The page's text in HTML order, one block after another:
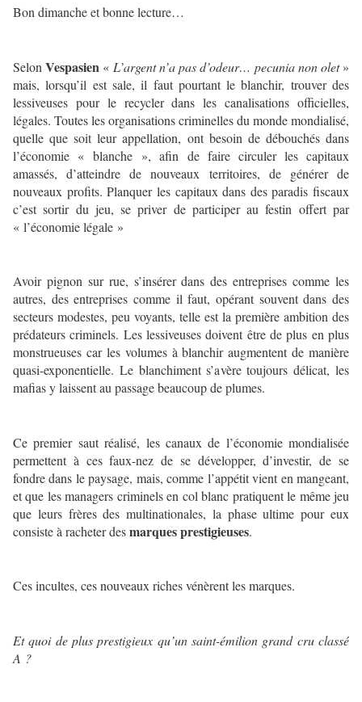
Bon dimanche et bonne lecture…
Selon Vespasien « L’argent n’a pas d’odeur… pecunia non olet»
mais, lorsqu’il est sale, il faut pourtant le blanchir, trouver des
lessiveuses pour le recycler dans les canalisations officielles,
légales. Toutes les organisations criminelles du monde mondialisé,
quelle que soit leur appellation, ont besoin de débouchés dans
l’économie « blanche », afin de faire circuler les capitaux
amassés, d’atteindre de nouveaux territoires, de générer de
nouveaux profits. Planquer les capitaux dans des paradis fiscaux
c’est sortir du jeu, se priver de participer au festin offert par
« l’économie légale »
Avoir pignon sur rue, s’insérer dans des entreprises comme les
autres, des entreprises comme il faut, opérant souvent dans des
secteurs modestes, peu voyants, telle est la première ambition des
prédateurs criminels. Les lessiveuses doivent être de plus en plus
monstrueuses car les volumes à blanchir augmentent de manière
quasi-exponentielle. Le blanchiment s’avère toujours délicat, les
mafias y laissent au passage beaucoup de plumes.
Ce premier saut réalisé, les canaux de l’économie mondialisée
permettent à ces faux-nez de se développer, d’investir, de se
fondre dans le paysage, mais, comme l’appétit vient en mangeant,
et que les managers criminels en col blanc pratiquent le même jeu
que leurs frères des multinationales, la phase ultime pour eux
consiste à racheter desmarques prestigieuses.
Ces incultes, ces nouveaux riches vénèrent les marques.
Et quoi de plus prestigieux qu’un saint-émilion grand cru classé
A ?